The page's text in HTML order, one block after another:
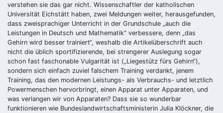
verstehen sie das gar nicht. Wissenschaftler der katholischen
Universität Eichstätt haben, zwei Meldungen weiter, herausgefunden,
dass zweisprachiger Unterricht in der Grundschule „auch die
Leistungen in Deutsch und Mathematik“ verbessere, denn „das
Gehirn wird besser trainiert“, weshalb die Artikelüberschrift auch
nicht die üblich sportifizierende, bei strengerer Auslegung sogar
schon fast faschonable Vulgarität ist („Liegestütz fürs Gehirn“),
sondern sich einfach zuviel falschem Training verdankt, jenem
Training, das den modernen Leistungs- als Verbrauchs- und letztlich
Powermenschen hervorbringt, einen Apparat unter Apparaten, und
was verlangen wir von Apparaten? Dass sie so wunderbar
funktionieren wie Bundeslandwirtschaftsministerin Julia Klöckner, die